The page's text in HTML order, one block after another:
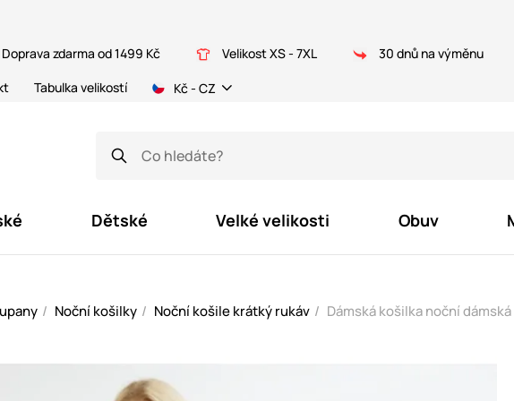
Doprava zdarma od 1499 Kč Velikost XS - 7XL 30 dnů na výměnu
Tabulka velikostí Kč - CZ
Dětské Velké velikosti Obuv
Noční košilky Noční košile krátký rukáv Dámská košilka noční